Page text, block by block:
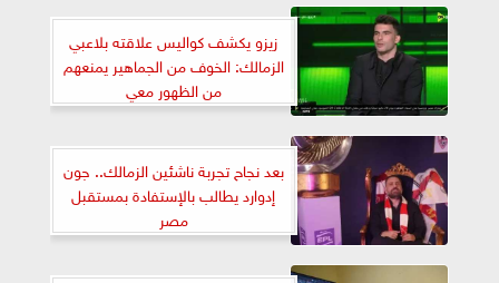
زيزو يكشف كواليس علاقته بلاعبي
الزمالك: الخوف من الجماهير يمنعهم
من الظهور معي
بعد نجاح تجربة ناشئين الزمالك.. جون
إدوارد يطالب بالإستفادة بمستقبل
مصر